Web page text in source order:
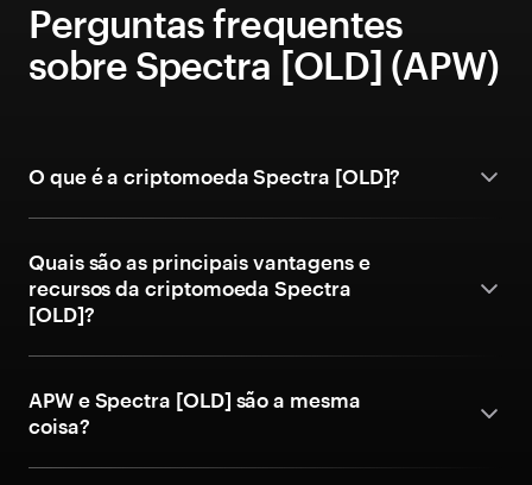
Perguntas frequentes
sobre Spectra [OLD] (APW)
O que é a criptomoeda Spectra [OLD]?
Quais são as principais vantagens e
recursos da criptomoeda Spectra
[OLD]?
APW e Spectra [OLD] são a mesma
coisa?